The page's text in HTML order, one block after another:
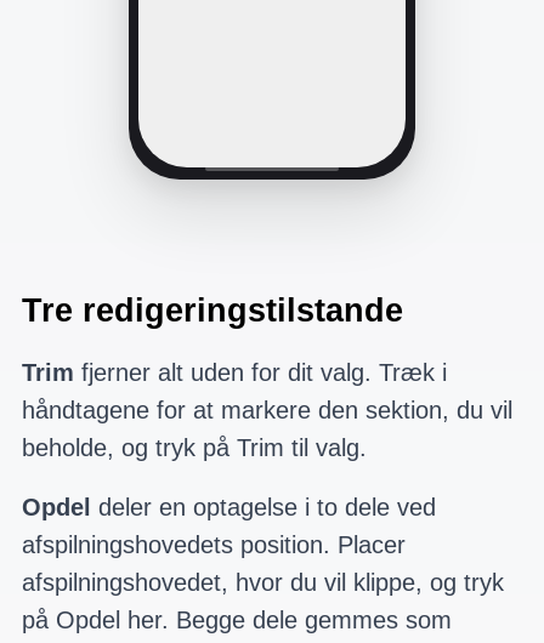
Tre redigeringstilstande
Trim fjerner alt uden for dit valg. Træk i
håndtagene for at markere den sektion, du vil
beholde, og tryk på Trim til valg.
Opdel deler en optagelse i to dele ved
afspilningshovedets position. Placer
afspilningshovedet, hvor du vil klippe, og tryk
på Opdel her. Begge dele gemmes som